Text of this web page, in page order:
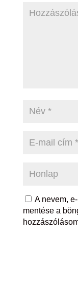
A nevem,
mentése a